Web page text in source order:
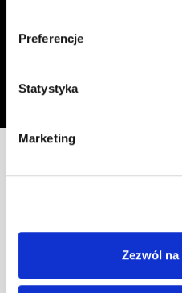
Preferencje
Statystyka
Marketing
Zezwól
Adres email
Oświadczam, że zapoznałem się z
przetwarzania moich danych
+48 33 47 94